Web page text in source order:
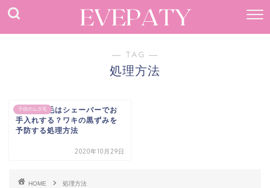
― TAG ―
処理方法
子供のムダ毛
子供の脇毛はシェーバーでお
手入れする？ワキの黒ずみを
予防する処理方法
2020年10月29日
HOME 処理方法